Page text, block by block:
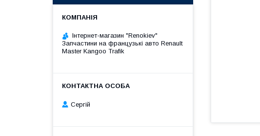
Інтернет-магазин "Renokiev"
Запчастини на французькі авто Renault
Master Kangoo Trafik
Сергій